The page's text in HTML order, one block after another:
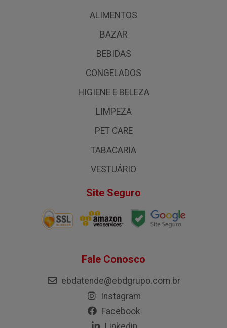
ALIMENTOS
BAZAR
BEBIDAS
CONGELADOS
HIGIENE E BELEZA
LIMPEZA
PET CARE
TABACARIA
VESTUÁRIO
Site Seguro
Fale Conosco
ebdatende@ebdgrupo.com.br
Instagram
Facebook